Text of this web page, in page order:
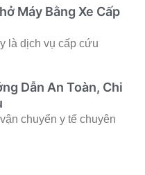
Máy Bằng Xe Cấp
là dịch vụ cấp cứu
Dẫn An Toàn, Chi
chuyển y tế chuyên